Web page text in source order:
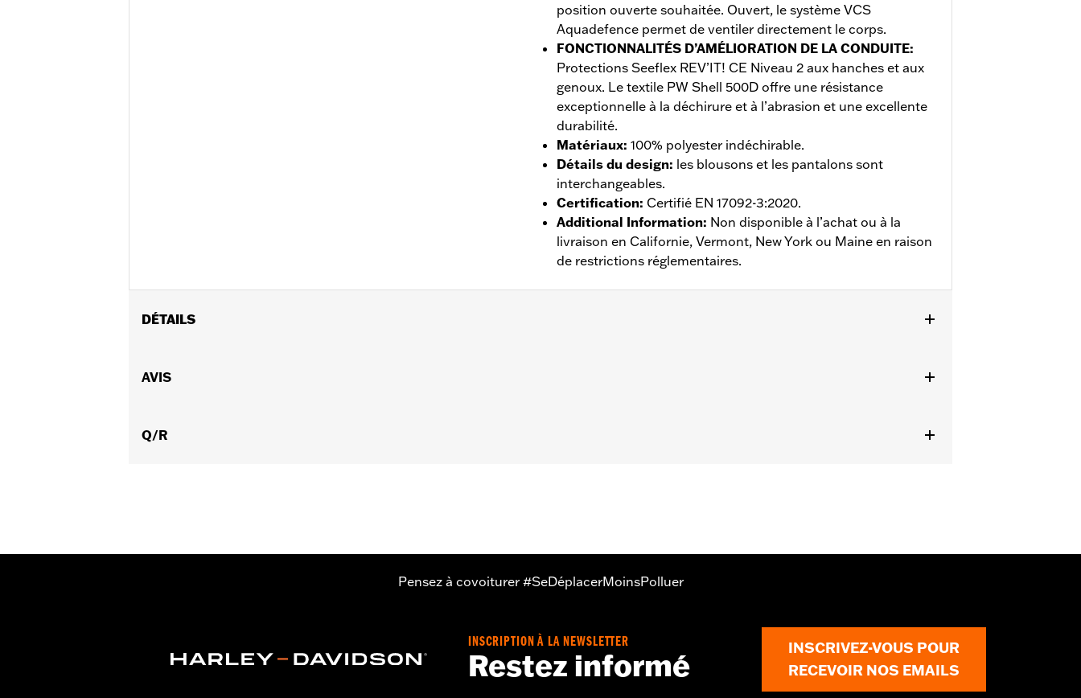
position ouverte souhaitée. Ouvert, le système VCS
Aquadefence permet de ventiler directement le corps.
FONCTIONNALITÉS D’AMÉLIORATION DE LA CONDUITE:
Protections Seeflex REV’IT! CE Niveau 2 aux hanches et aux
genoux. Le textile PW Shell 500D offre une résistance
exceptionnelle à la déchirure et à l’abrasion et une excellente
durabilité.
Matériaux: 100% polyester indéchirable.
Détails du design: les blousons et les pantalons sont
interchangeables.
Certification: Certifié EN 17092-3:2020.
Additional Information: Non disponible à l’achat ou à la
livraison en Californie, Vermont, New York ou Maine en raison
de restrictions réglementaires.
DÉTAILS
Caractéristiques fonctionnelles:
Pant Style:
AVIS
Q/R
Pensez à covoiturer #SeDéplacerMoinsPolluer
INSCRIPTION À LA NEWSLETTER
Restez informé
INSCRIVEZ-VOUS POUR
RECEVOIR NOS EMAILS